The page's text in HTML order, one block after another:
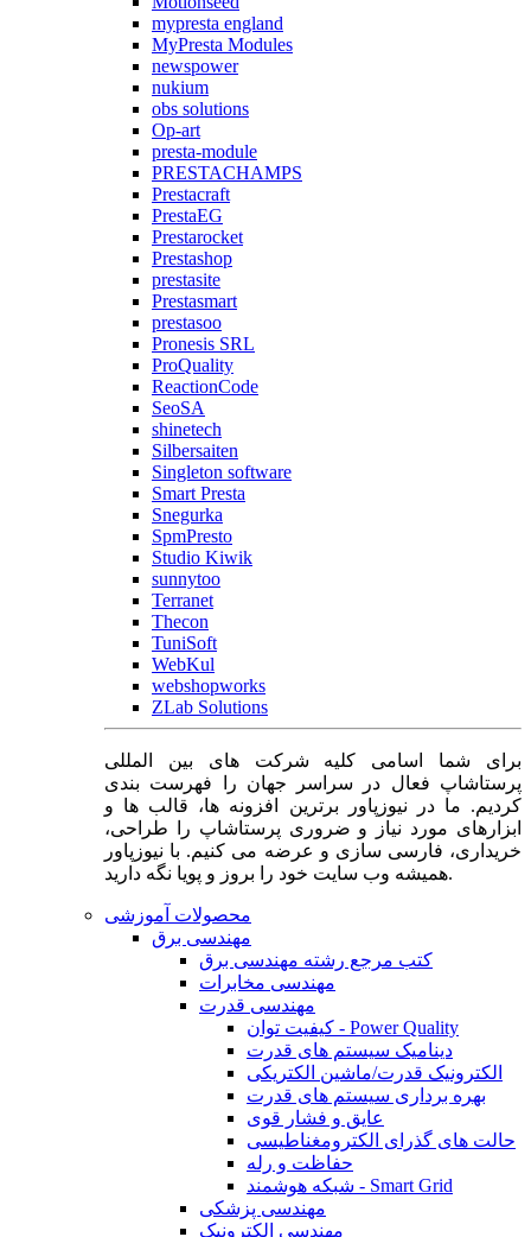
mypresta england
MyPresta Modules
newspower
nukium
obs solutions
Op-art
presta-module
PRESTACHAMPS
Prestacraft
PrestaEG
Prestarocket
Prestashop
prestasite
Prestasmart
prestasoo
Pronesis SRL
ProQuality
ReactionCode
SeoSA
shinetech
Silbersaiten
Singleton software
Smart Presta
Snegurka
SpmPresto
Studio Kiwik
sunnytoo
Terranet
Thecon
TuniSoft
WebKul
webshopworks
ZLab Solutions
برای شما اسامی کلیه شرکت های بین المللی
پرستاشاپ فعال در سراسر جهان را فهرست بندی
کردیم. ما در نیوزپاور برترین افزونه ها، قالب ها و
ابزارهای مورد نیاز و ضروری پرستاشاپ را طراحی،
خریداری، فارسی سازی و عرضه می کنیم. با نیوزپاور
همیشه وب سایت خود را بروز و پویا نگه دارید.
محصولات آموزشی
مهندسی برق
کتب مرجع رشته مهندسی برق
مهندسی مخابرات
مهندسی قدرت
کیفیت توان - Power Quality
دینامیک سیستم های قدرت
الکترونیک قدرت/ماشین الکتریکی
بهره برداری سیستم های قدرت
عایق و فشار قوی
حالت های گذرای الکترومغناطیسی
حفاظت و رله
شبکه هوشمند - Smart Grid
مهندسی پزشکی
مهندسی الکترونیک